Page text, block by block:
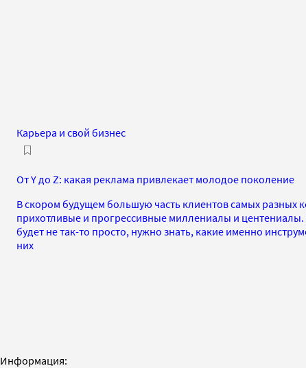
Карьера и свой бизнес
От Y до Z: какая реклама привлекает молодое поколение
В скором будущем большую часть клиентов самых разных
прихотливые и прогрессивные миллениалы и
будет не так-то просто, нужно знать, какие именно
них
Информация: